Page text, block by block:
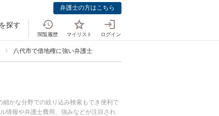
弁護士の方はこちら
探す
閲覧履歴 マイリスト ログイン
八代市で借地権に強い弁護士
かな分野での絞り込み検索もでき便利で
情報や弁護士費用、強みなどが注目され